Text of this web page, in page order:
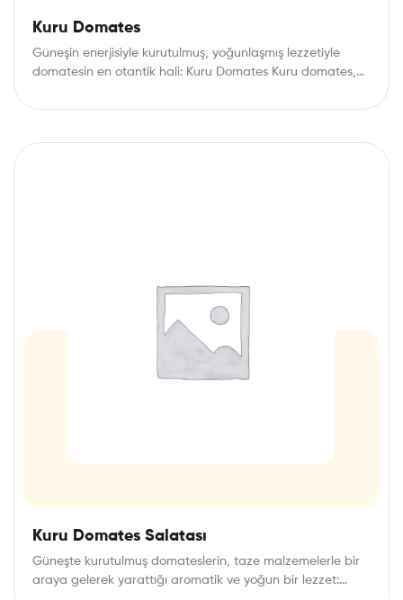
Kuru Domates
Güneşin enerjisiyle kurutulmuş, yoğunlaşmış lezzetiyle
domatesin en otantik hali: Kuru Domates Kuru domates,
Kuru Domates Salatası
Güneşte kurutulmuş domateslerin, taze malzemelerle bir
araya gelerek yarattığı aromatik ve yoğun bir lezzet: